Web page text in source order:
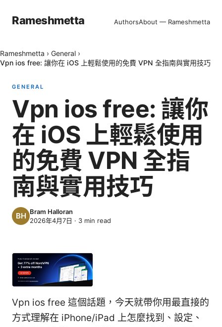
Rameshmetta AuthorsAbout — Rameshmetta
Rameshmetta › General ›
Vpn ios free: 讓你在 iOS 上輕鬆使用的免費 VPN 全指南與實用技巧
GENERAL
Vpn ios free: 讓你
在 iOS 上輕鬆使用
的免費 VPN 全指
南與實用技巧
Bram Halloran
2026年4月7日 · 3 min read
Vpn ios free 這個話題，今天就帶你用最直接的
方式理解在 iPhone/iPad 上怎麼找到、設定、